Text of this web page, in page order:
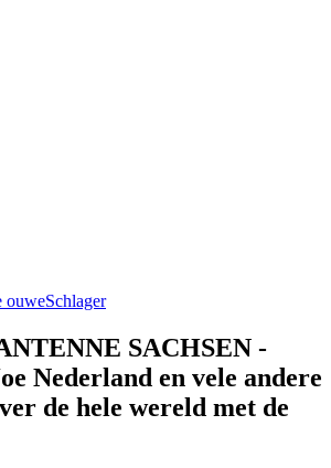
ouweSchlager
SACHSEN -
Nederland en vele andere
de hele wereld met de